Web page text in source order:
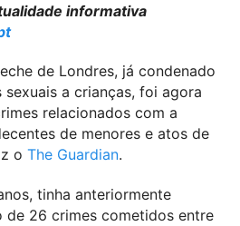
informativa
de Londres, já condenado
a crianças, foi agora
relacionados com a
de menores e atos de
o The Guardian.
tinha anteriormente
de 26 crimes cometidos entre